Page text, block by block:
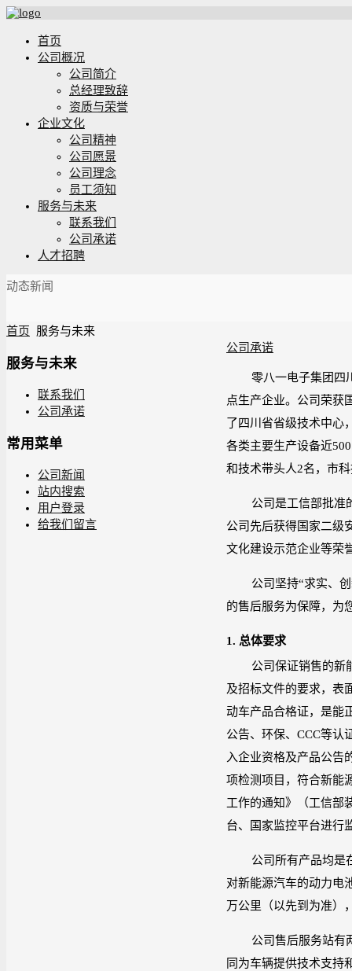
首页
公司概况
公司简介
总经理致辞
资质与荣誉
企业文化
公司精神
公司愿景
公司理念
员工须知
服务与未来
联系我们
公司承诺
人才招聘
动态新闻
首页 服务与未来
服务与未来
联系我们
公司承诺
常用菜单
公司新闻
站内搜索
用户登录
给我们留言
公司承诺
零八一电子集团四
点生产企业。公司荣获
了四川省省级技术中心
各类主要生产设备近500
和技术带头人2名，市
公司是工信部批准
公司先后获得国家二级
文化建设示范企业等荣
公司坚持“求实、
的售后服务为保障，为
1. 总体要求
公司保证销售的新
及招标文件的要求，表
动车产品合格证，是能
公告、环保、 CCC等认
入企业资格及产品公告
项检测项目，符合新能
工作的通知》（工信部
台、国家监控平台进行
公司所有产品均是
对新能源汽车的动力电
万公里（以先到为准）
公司售后服务站有
同为车辆提供技术支持